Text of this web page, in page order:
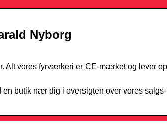
Nyborg
Alt vores fyrværkeri er CE-mærket og lever op
butik nær dig i oversigten over vores